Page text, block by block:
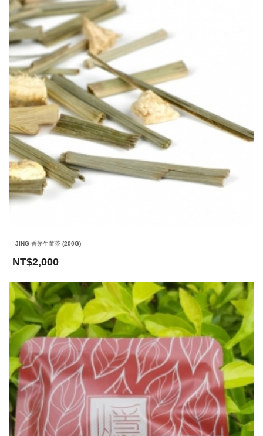
JING 香茅生薑茶 (200G)
NT$2,000